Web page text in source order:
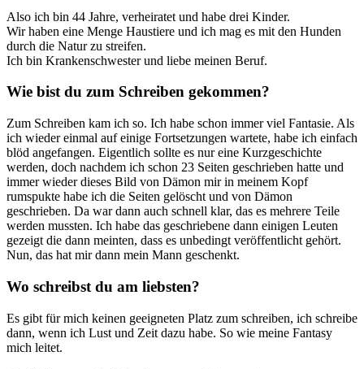
Also ich bin 44 Jahre, verheiratet und habe drei Kinder.
Wir haben eine Menge Haustiere und ich mag es mit den Hunden
durch die Natur zu streifen.
Ich bin Krankenschwester und liebe meinen Beruf.
Wie bist du zum Schreiben gekommen?
Zum Schreiben kam ich so. Ich habe schon immer viel Fantasie. Als
ich wieder einmal auf einige Fortsetzungen wartete, habe ich einfach
blöd angefangen. Eigentlich sollte es nur eine Kurzgeschichte
werden, doch nachdem ich schon 23 Seiten geschrieben hatte und
immer wieder dieses Bild von Dämon mir in meinem Kopf
rumspukte habe ich die Seiten gelöscht und von Dämon
geschrieben. Da war dann auch schnell klar, das es mehrere Teile
werden mussten. Ich habe das geschriebene dann einigen Leuten
gezeigt die dann meinten, dass es unbedingt veröffentlicht gehört.
Nun, das hat mir dann mein Mann geschenkt.
Wo schreibst du am liebsten?
Es gibt für mich keinen geeigneten Platz zum schreiben, ich schreibe
dann, wenn ich Lust und Zeit dazu habe. So wie meine Fantasy
mich leitet.